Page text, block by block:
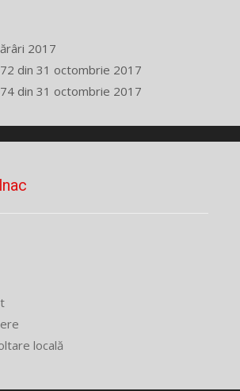
2017
din 31 octombrie 2017
din 31 octombrie 2017
locală